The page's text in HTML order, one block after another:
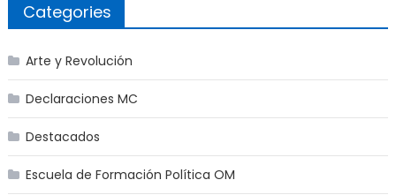
Categories
Arte y Revolución
Declaraciones MC
Destacados
Escuela de Formación Política OM